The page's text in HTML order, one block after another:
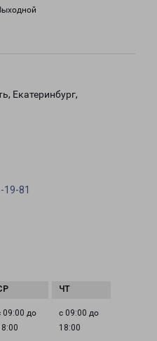
Екатеринбург,
19-81
09:00 до
с 09:00 до
18:00